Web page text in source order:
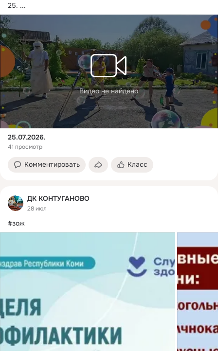
25. ...
Видео не найдено
25.07.2026.
41 просмотр
Комментировать Класс
ДК КОНТУГАНОВО
28 июл
#зож